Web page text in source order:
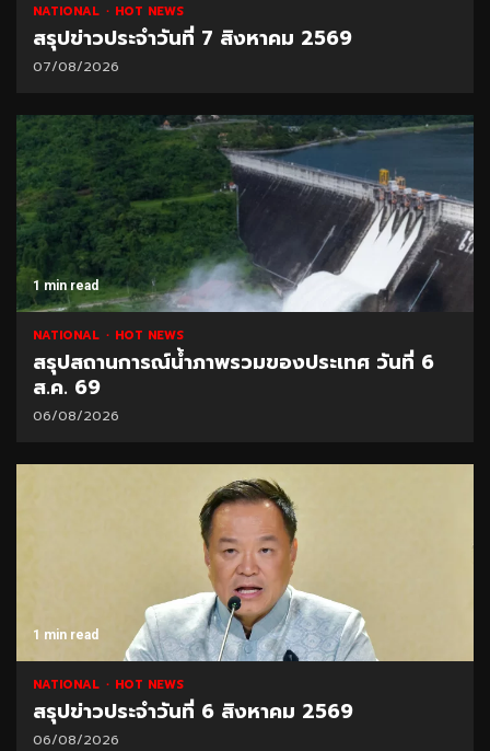
NATIONAL HOT NEWS
สรุปข่าวประจำวันที่ 7 สิงหาคม 2569
07/08/2026
1 min read
NATIONAL HOT NEWS
สรุปสถานการณ์น้ำภาพรวมของประเทศ วันที่ 6
ส.ค. 69
06/08/2026
1 min read
NATIONAL HOT NEWS
สรุปข่าวประจำวันที่ 6 สิงหาคม 2569
06/08/2026